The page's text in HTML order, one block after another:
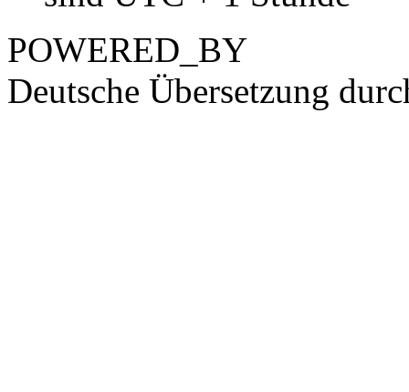
POWERED_BY
Deutsche Übersetzung